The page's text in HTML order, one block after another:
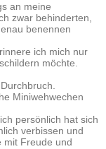
an meine
zwar behinderten,
benennen
ich mich nur
möchte.
Miniwehwechen
persönlich hat sich
verbissen und
mit Freude und